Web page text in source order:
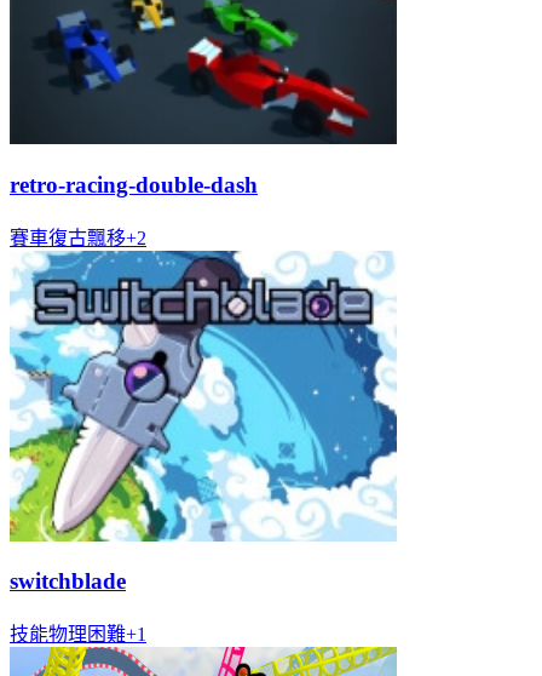
retro-racing-double-dash
賽車復古飄移+2
switchblade
技能物理 困難+1